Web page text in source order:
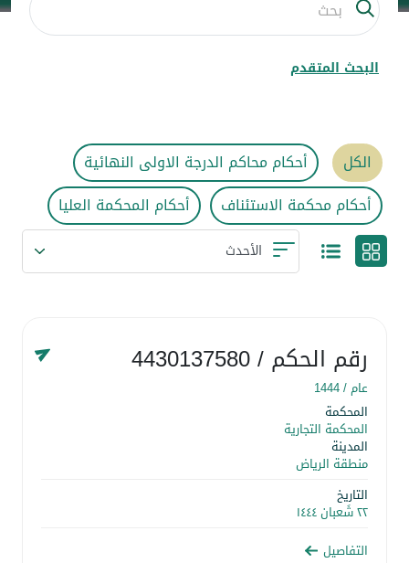
البحث المتقدم
الكل
أحكام محاكم الدرجة الاولى النهائية
أحكام محكمة الاستئناف
أحكام المحكمة العليا
رقم الحكم/ 4430137580
عام /1444
المحكمة
المحكمة التجارية
المدينة
منطقة الرياض
التاريخ
٢٢ شَعبان ١٤٤٤
التفاصيل